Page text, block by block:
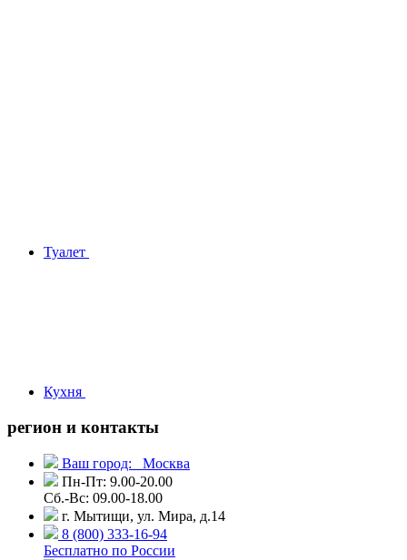
Туалет
Кухня
регион и контакты
Ваш город:
Москва
Пн-Пт: 9.00-20.00
Сб.-Вс: 09.00-18.00
г. Мытищи, ул. Мира, д.14
8 (800) 333-16-94
Бесплатно по России